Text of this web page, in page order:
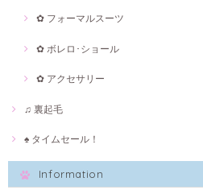
✿ フォーマルスーツ
✿ ボレロ･ショール
✿ アクセサリー
♫ 裏起毛
♠ タイムセール！
Information